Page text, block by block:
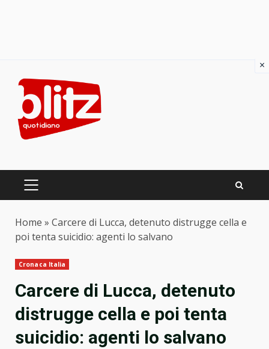
content
PRIMARY
Home » Carcere di Lucca, detenuto distrugge cella e
poi tenta suicidio: agenti lo salvano
Cronaca Italia
Carcere di Lucca, detenuto
distrugge cella e poi tenta
suicidio: agenti lo salvano
×